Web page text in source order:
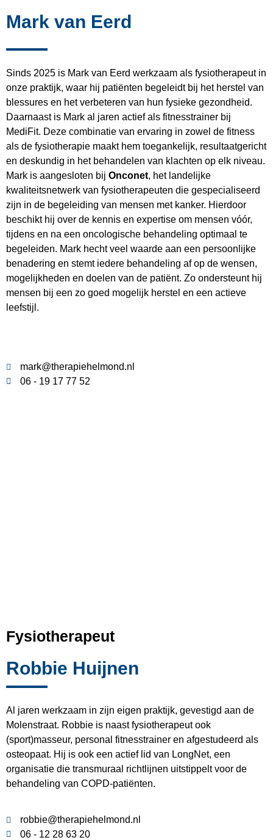
Mark van Eerd
Sinds 2025 is Mark van Eerd werkzaam als fysiotherapeut in
onze praktijk, waar hij patiënten begeleidt bij het herstel van
blessures en het verbeteren van hun fysieke gezondheid.
Daarnaast is Mark al jaren actief als fitnesstrainer bij
MediFit. Deze combinatie van ervaring in zowel de fitness
als de fysiotherapie maakt hem toegankelijk, resultaatgericht
en deskundig in het behandelen van klachten op elk niveau.
Mark is aangesloten bij Onconet, het landelijke
kwaliteitsnetwerk van fysiotherapeuten die gespecialiseerd
zijn in de begeleiding van mensen met kanker. Hierdoor
beschikt hij over de kennis en expertise om mensen vóór,
tijdens en na een oncologische behandeling optimaal te
begeleiden. Mark hecht veel waarde aan een persoonlijke
benadering en stemt iedere behandeling af op de wensen,
mogelijkheden en doelen van de patiënt. Zo ondersteunt hij
mensen bij een zo goed mogelijk herstel en een actieve
leefstijl.
mark@therapiehelmond.nl
06 - 19 17 77 52
Fysiotherapeut
Robbie Huijnen
Al jaren werkzaam in zijn eigen praktijk, gevestigd aan de
Molenstraat. Robbie is naast fysiotherapeut ook
(sport)masseur, personal fitnesstrainer en afgestudeerd als
osteopaat. Hij is ook een actief lid van LongNet, een
organisatie die transmuraal richtlijnen uitstippelt voor de
behandeling van COPD-patiënten.
robbie@therapiehelmond.nl
06 - 12 28 63 20